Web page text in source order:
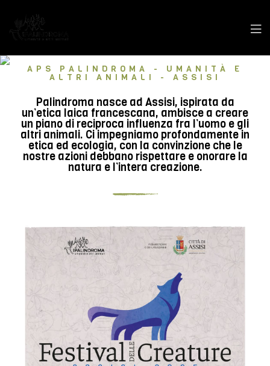
APS PALINDROMA - UMANITÀ E
ALTRI ANIMALI - ASSISI
Palindroma nasce ad Assisi, ispirata da
un’etica laica francescana, ambisce a creare
un piano di reciproca influenza fra l’uomo e gli
altri animali. Ci impegniamo profondamente in
etica ed ecologia, con la convinzione che le
nostre azioni debbano rispettare e onorare la
natura e l’intera creazione.